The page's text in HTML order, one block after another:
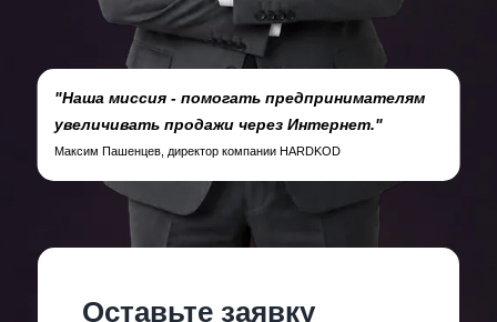
"Наша миссия - помогать предпринимателям
увеличивать продажи через Интернет."
Максим Пашенцев, директор компании HARDKOD
Оставьте заявку